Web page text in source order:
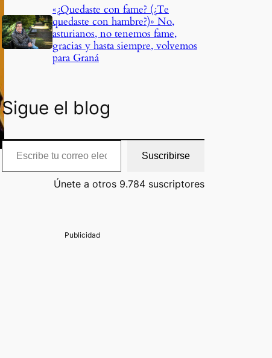
«¿Quedaste con fame? (¿Te
quedaste con hambre?)» No,
asturianos, no tenemos fame,
gracias y hasta siempre, volvemos
para Graná
Sigue el blog
Escribe tu correo electrónico…
Suscribirse
Únete a otros 9.784 suscriptores